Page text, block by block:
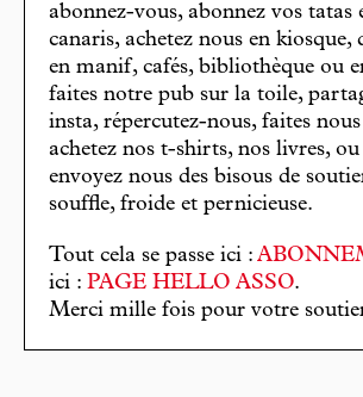
abonnez-vous, abonnez vos tatas
canaris, achetez nous en kiosque,
en manif, cafés, bibliothèque ou
faites notre pub sur la toile,
insta, répercutez-nous, faites
achetez nos t-shirts, nos livres,
envoyez nous des bisous de
souffle, froide et pernicieuse.
Tout cela se passe ici :
ici : PAGE HELLO ASSO.
Merci mille fois pour votre